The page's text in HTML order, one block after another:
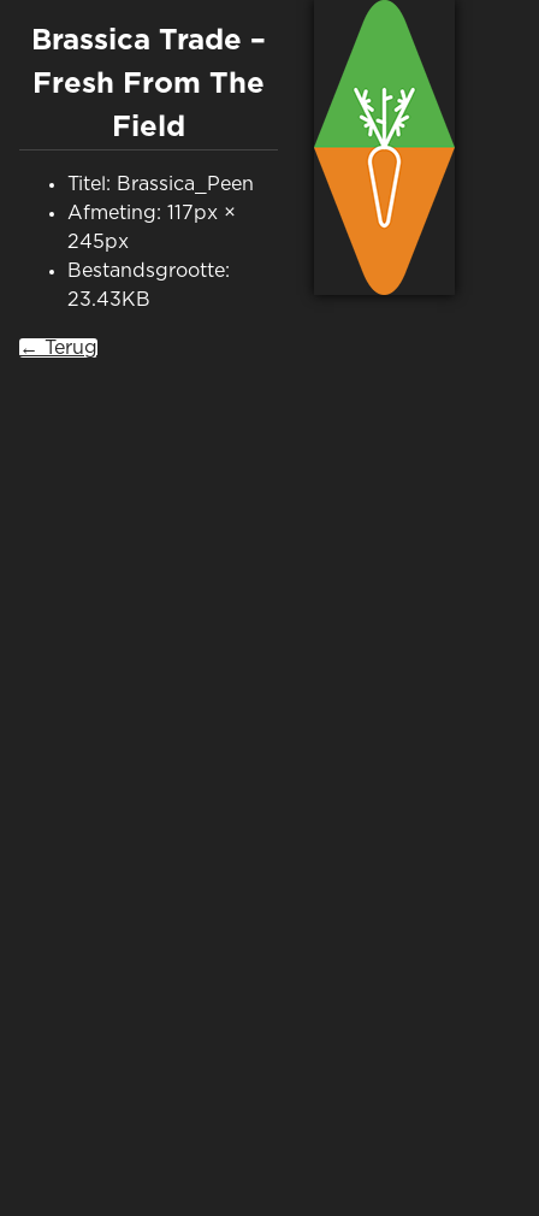
Brassica Trade –
Fresh From The
Field
Titel: Brassica_Peen
Afmeting: 117px ×
245px
Bestandsgrootte:
23.43KB
← Terug